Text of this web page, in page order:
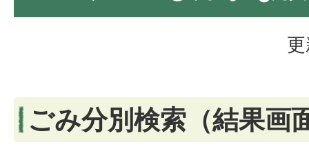
ごみ分別検索 （結果画